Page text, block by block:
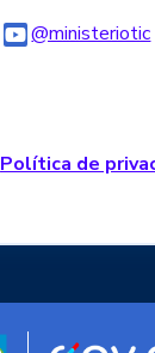
@ministeriotic
Política de
Logo marca